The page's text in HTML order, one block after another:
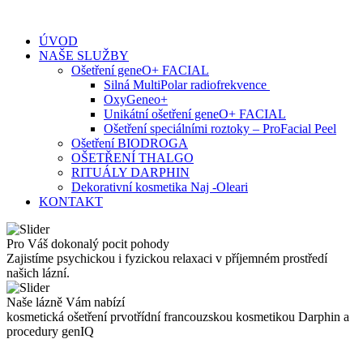
contentÚVOD
NAŠE SLUŽBY
Ošetření geneO+ FACIAL
Silná MultiPolar radiofrekvence
OxyGeneo+
Unikátní ošetření geneO+ FACIAL
Ošetření speciálními roztoky – ProFacial Peel
Ošetření BIODROGA
OŠETŘENÍ THALGO
RITUÁLY DARPHIN
Dekorativní kosmetika Naj -Oleari
KONTAKT
Pro Váš dokonalý pocit pohody
Zajistíme psychickou i fyzickou relaxaci v příjemném prostředí
našich lázní.
Naše lázně Vám nabízí
kosmetická ošetření prvotřídní francouzskou kosmetikou Darphin a
procedury genIQ